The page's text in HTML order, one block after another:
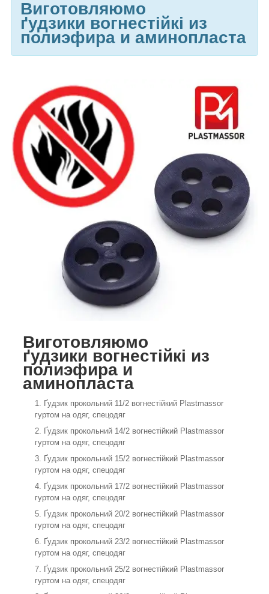
Виготовляюмо
ґудзики вогнестійкі из
полиэфира и аминопласта
Виготовляюмо
ґудзики вогнестійкі из
полиэфира и
аминопласта
Ґудзик прокольний 11/2 вогнестійкий Plastmassor
гуртом на одяг, спецодяг
Ґудзик прокольний 14/2 вогнестійкий Plastmassor
гуртом на одяг, спецодяг
Ґудзик прокольний 15/2 вогнестійкий Plastmassor
гуртом на одяг, спецодяг
Ґудзик прокольний 17/2 вогнестійкий Plastmassor
гуртом на одяг, спецодяг
Ґудзик прокольний 20/2 вогнестійкий Plastmassor
гуртом на одяг, спецодяг
Ґудзик прокольний 23/2 вогнестійкий Plastmassor
гуртом на одяг, спецодяг
Ґудзик прокольний 25/2 вогнестійкий Plastmassor
гуртом на одяг, спецодяг